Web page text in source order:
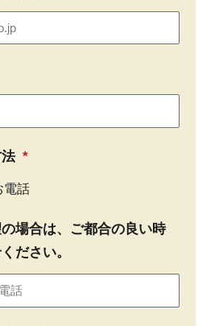
電話
場合は、ご都合の良い時
ださい。